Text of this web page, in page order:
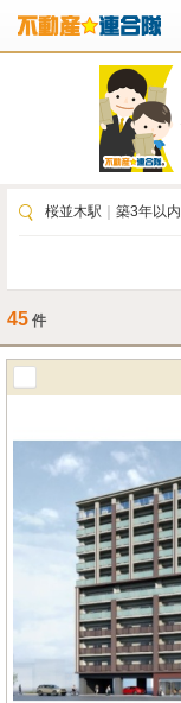
桜並木駅 築3年以内
45 件